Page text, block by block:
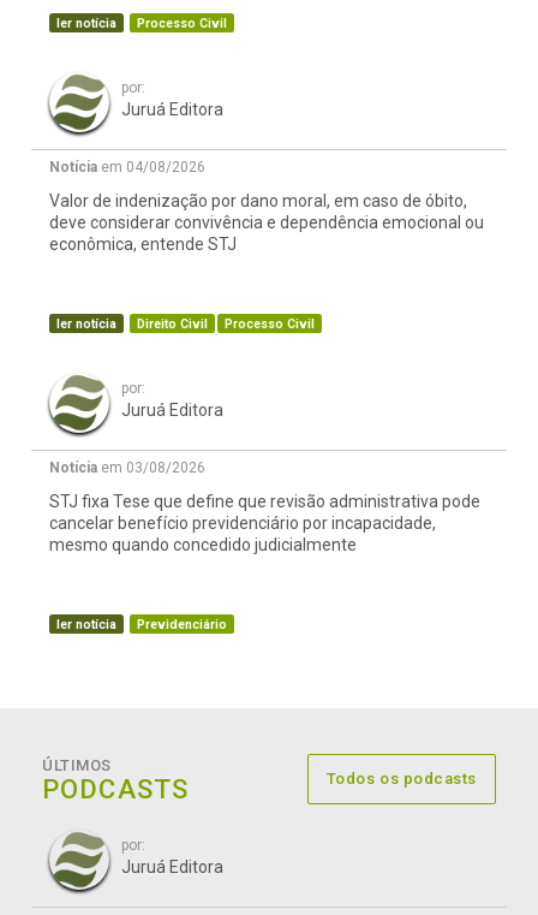
ler notícia Processo Civil
por:
Juruá Editora
Notícia em 04/08/2026
Valor de indenização por dano moral, em caso de óbito,
deve considerar convivência e dependência emocional ou
econômica, entende STJ
ler notícia Direito Civil Processo Civil
por:
Juruá Editora
Notícia em 03/08/2026
STJ fixa Tese que define que revisão administrativa pode
cancelar benefício previdenciário por incapacidade,
mesmo quando concedido judicialmente
ler notícia Previdenciário
ÚLTIMOS
PODCASTS Todos os podcasts
por:
Juruá Editora